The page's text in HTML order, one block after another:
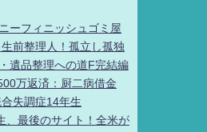
ーフィニッシュゴミ屋
前整理人！孤立し孤独
遺品整理への道F完結編
万返済：厨二病借金
失調症14年生
、最後のサイト！全米が